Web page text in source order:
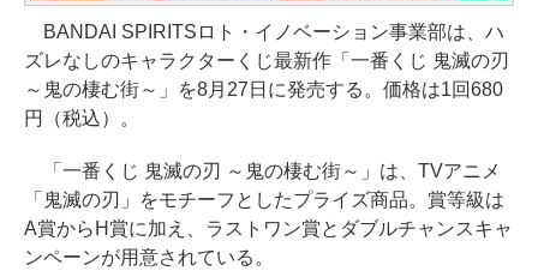
BANDAI SPIRITSロト・イノベーション事業部は、ハ
ズレなしのキャラクターくじ最新作「一番くじ 鬼滅の刃
～鬼の棲む街～」を8月27日に発売する。価格は1回680
円（税込）。
「一番くじ 鬼滅の刃 ～鬼の棲む街～」は、TVアニメ
「鬼滅の刃」をモチーフとしたプライズ商品。賞等級は
A賞からH賞に加え、ラストワン賞とダブルチャンスキャ
ンペーンが用意されている。